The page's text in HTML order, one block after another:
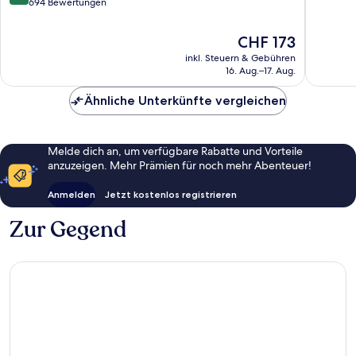
In
Der
Preis
beträgt
CHF 173
inkl. Steuern & Gebühren
16. Aug.–17. Aug.
Ähnliche Unterkünfte vergleichen
Melde dich an, um verfügbare Rabatte und Vorteile
anzuzeigen. Mehr Prämien für noch mehr Abenteuer!
Anmelden Jetzt kostenlos registrieren
Zur Gegend